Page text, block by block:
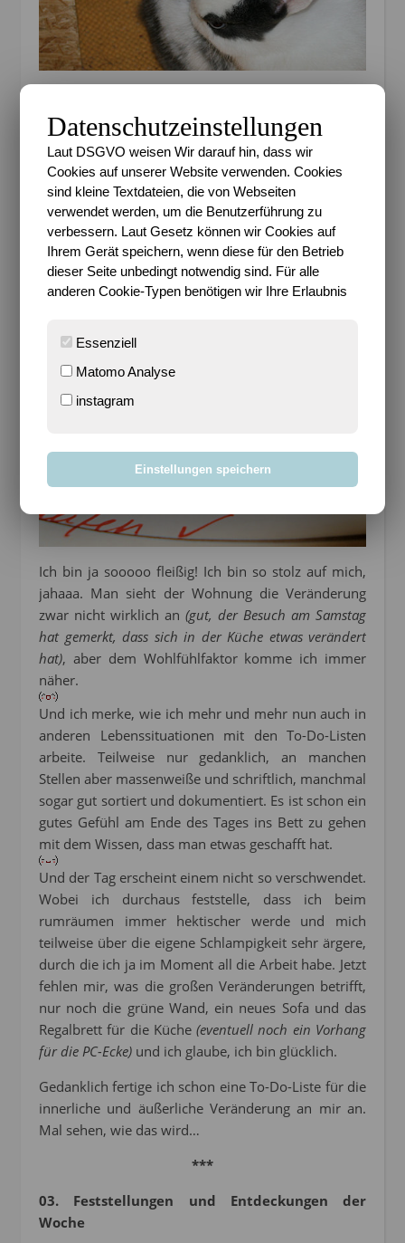
Süßen zu berichten, da sie ausnahmsweise mal
nichts angestellt haben. Vielleicht hat nun auch sie
langsam die Frühjahrsmüdigkeit ereilt
Ich habe ihnen ihr Kuschelzelt wieder ins Gehege
gestellt. Damit scheinen sie irgendwie am
Glücklichsten zu sein und aktuell bekommen sie
wieder vor allem nur Heu zum Mümmeln, weil ich
den Eindruck hatte, dass sie davon zu wenig zu sich
nehmen. Schadet dem Kreislauf und der Figur auch
02. Und was macht Sari?
Ich bin ja sooooo fleißig! Ich bin so stolz auf mich,
jahaaa. Man sieht der Wohnung die Veränderung
zwar nicht wirklich an (gut, der Besuch am Samstag
hat gemerkt, dass sich in der Küche etwas verändert
hat), aber dem Wohlfühlfaktor komme ich immer
näher.
Und ich merke, wie ich mehr und mehr nun auch in
anderen Lebenssituationen mit den To-Do-Listen
arbeite. Teilweise nur gedanklich, an manchen
Stellen aber massenweiße und schriftlich, manchmal
sogar gut sortiert und dokumentiert. Es ist schon ein
gutes Gefühl am Ende des Tages ins Bett zu gehen
mit dem Wissen, dass man etwas geschafft hat.
Und der Tag erscheint einem nicht so verschwendet.
Wobei ich durchaus feststelle, dass ich beim
rumräumen immer hektischer werde und mich
teilweise über die eigene Schlampigkeit sehr ärgere,
durch die ich ja im Moment all die Arbeit habe. Jetzt
fehlen mir, was die großen Veränderungen betrifft,
nur noch die grüne Wand, ein neues Sofa und das
Regalbrett für die Küche(eventuell noch ein Vorhang
für die PC-Ecke) und ich glaube, ich bin glücklich.
Gedanklich fertige ich schon eine To-Do-Liste für die
innerliche und äußerliche Veränderung an mir an.
Mal sehen, wie das wird…
***
03. Feststellungen und Entdeckungen der
Woche
Datenschutzeinstellungen
Laut DSGVO weisen Wir darauf hin, dass wir
Cookies auf unserer Website verwenden. Cookies
sind kleine Textdateien, die von Webseiten
verwendet werden, um die Benutzerführung zu
verbessern. Laut Gesetz können wir Cookies auf
Ihrem Gerät speichern, wenn diese für den Betrieb
dieser Seite unbedingt notwendig sind. Für alle
anderen Cookie-Typen benötigen wir Ihre Erlaubnis
Essenziell
Matomo Analyse
instagram
Einstellungen speichern